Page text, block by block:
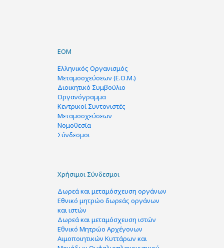
ΕΟΜ
Ελληνικός Οργανισμός
Μεταμοσχεύσεων (Ε.Ο.Μ.)
Διοικητικό Συμβούλιο
Οργανόγραμμα
Κεντρικοί Συντονιστές
Μεταμοσχεύσεων
Νομοθεσία
Σύνδεσμοι
Χρήσιμοι Σύνδεσμοι
Δωρεά και μεταμόσχευση οργάνων
Εθνικό μητρώο δωρεάς οργάνων
και ιστών
Δωρεά και μεταμόσχευση ιστών
Εθνικό Μητρώο Αρχέγονων
Αιμοποιητικών Κυττάρων και